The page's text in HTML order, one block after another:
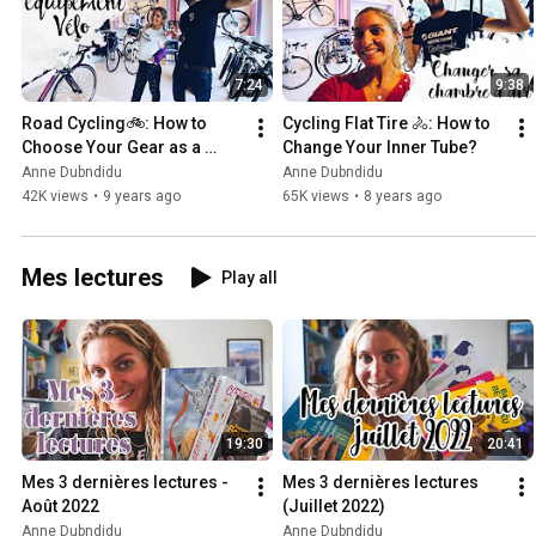
7:24
Road Cycling🚲: How to
Choose Your Gear as a
Beginner
Anne Dubndidu
42K views • 9 years ago
9:38
Cycling Flat Tire 🚴: How to
Change Your Inner Tube?
Anne Dubndidu
65K views • 8 years ago
Mes lectures Play all
19:30
Mes 3 dernières lectures -
Août 2022
Anne Dubndidu
20:41
Mes 3 dernières lectures
(Juillet 2022)
Anne Dubndidu